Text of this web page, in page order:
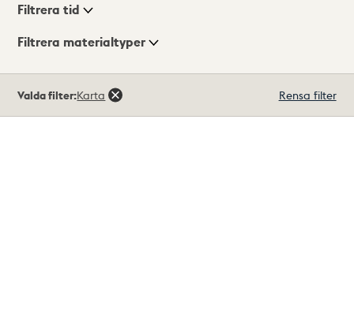
Visningsläge
Filtrera tid
Filtrera materialtyper
träffar
Valda filter:Karta Rensa filter